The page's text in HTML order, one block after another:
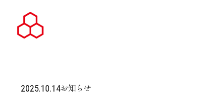
2025.10.14お知らせ